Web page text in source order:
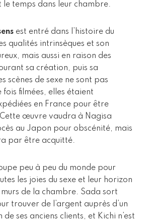
le temps dans leur chambre.
est entré dans l’histoire du
qualités intrinsèques et son
mais aussi en raison des
sa création, puis sa
scènes de sexe ne sont pas
fois filmées, elles étaient
en France pour être
œuvre vaudra à Nagisa
au Japon pour obscénité, mais
par être acquitté.
peu à peu du monde pour
les joies du sexe et leur horizon
de la chambre. Sada sort
trouver de l’argent auprès d’un
de ses anciens clients, et Kichi n’est